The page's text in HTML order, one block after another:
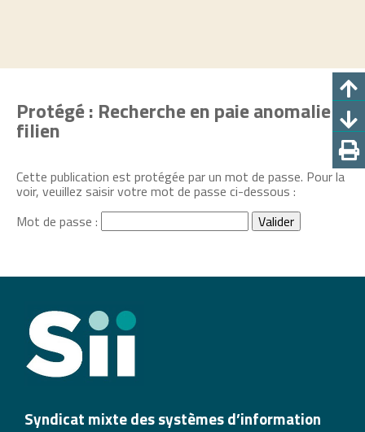
Protégé : Recherche en paie anomalie
filien
Cette publication est protégée par un mot de passe. Pour la
voir, veuillez saisir votre mot de passe ci-dessous :
Mot de passe :
Syndicat mixte des systèmes d’information